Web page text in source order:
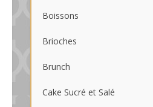
Boissons
Brioches
Brunch
Cake Sucré et Salé